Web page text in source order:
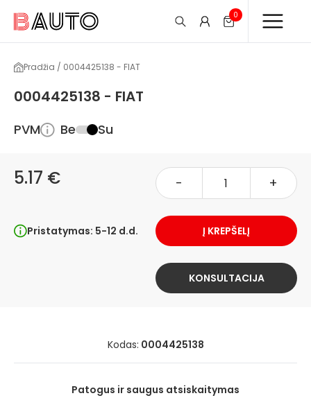
0
Pradžia / 0004425138 - FIAT
0004425138 - FIAT
PVM Be Su
5.17 € - +
Pristatymas: 5-12 d.d. Į KREPŠELĮ
KONSULTACIJA
Kodas: 0004425138
Patogus ir saugus atsiskaitymas